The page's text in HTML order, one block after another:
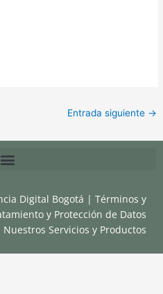
Entrada siguiente →
Digital Bogotá |Términos y
y Protección de Datos
Nuestros Servicios y Productos